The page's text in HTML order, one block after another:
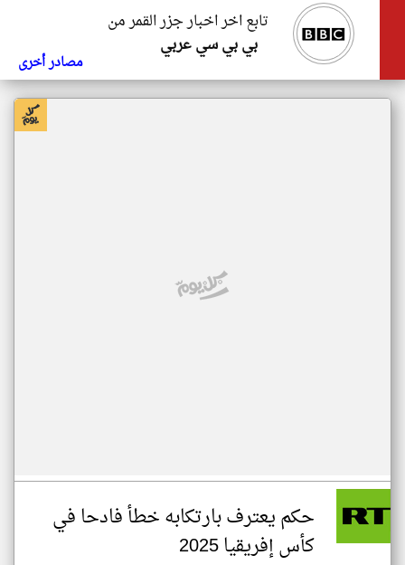
تابع اخر اخبار جزر القمر من
بي بي سي عربي
مصادر أخرى
حكم يعترف بارتكابه خطأ فادحا في
كأس إفريقيا 2025